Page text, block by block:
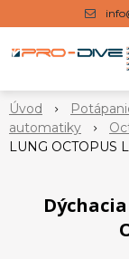
Úvod
automatiky
LUNG OCTOPUS